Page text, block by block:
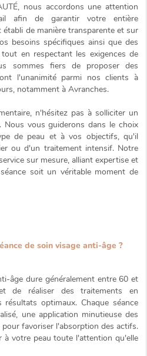
nous accordons une attention
afin de garantir votre entière
de manière transparente et sur
besoins spécifiques ainsi que des
en respectant les exigences de
sommes fiers de proposer des
l'unanimité parmi nos clients à
notamment à Avranches.
n'hésitez pas à solliciter un
Nous vous guiderons dans le choix
de peau et à vos objectifs, qu'il
ou d'un traitement intensif. Notre
sur mesure, alliant expertise et
soit un véritable moment de
de soin visage anti-âge ?
âge dure généralement entre 60 et
de réaliser des traitements en
optimaux. Chaque séance
une application minutieuse des
favoriser l'absorption des actifs.
à votre peau toute l'attention qu'elle